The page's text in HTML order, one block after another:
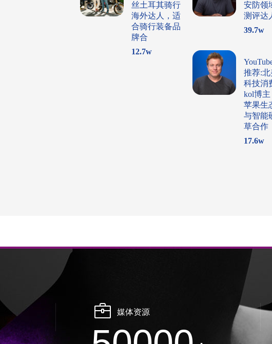
丝土耳其骑行
海外达人，适
合骑行装备品
牌合
12.7w
安防领
测评达
39.7w
推荐:
科技消
kol博
苹果生
与智能
草合作
17.6w
媒体资源